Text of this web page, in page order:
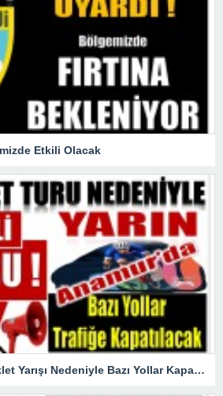
Etkili Olacak
Anamur Dikkat ! Bisiklet Yarışı Nedeniyle Bazı Yollar Kapanacak